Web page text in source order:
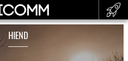
HIEND